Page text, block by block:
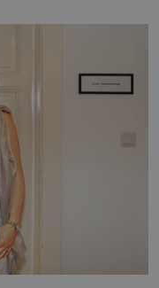
po studiích jsem